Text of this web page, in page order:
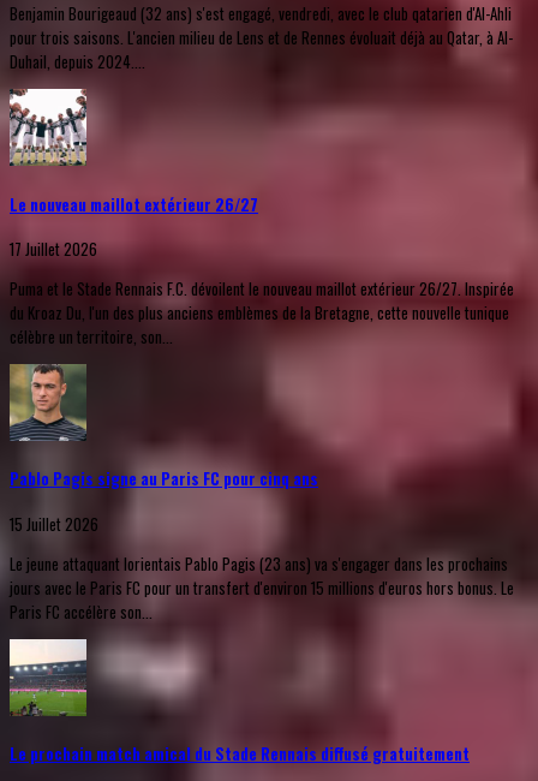
Benjamin Bourigeaud (32 ans) s'est engagé, vendredi, avec le club qatarien d'Al-Ahli
pour trois saisons. L'ancien milieu de Lens et de Rennes évoluait déjà au Qatar, à Al-
Duhail, depuis 2024....
Le nouveau maillot extérieur 26/27
17 Juillet 2026
Puma et le Stade Rennais F.C. dévoilent le nouveau maillot extérieur 26/27. Inspirée
du Kroaz Du, l'un des plus anciens emblèmes de la Bretagne, cette nouvelle tunique
célèbre un territoire, son...
Pablo Pagis signe au Paris FC pour cinq ans
15 Juillet 2026
Le jeune attaquant lorientais Pablo Pagis (23 ans) va s'engager dans les prochains
jours avec le Paris FC pour un transfert d'environ 15 millions d'euros hors bonus. Le
Paris FC accélère son...
Le prochain match amical du Stade Rennais diffusé gratuitement